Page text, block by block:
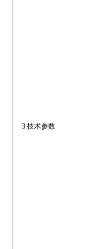
3 技术参数